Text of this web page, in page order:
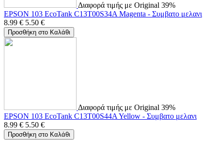
Διαφορά τιμής με Original 39%
EPSON 103 EcoTank C13T00S34A Magenta - Συμβατο μελανι
8.99 € 5.50 €
Προσθήκη στο Καλάθι
Διαφορά τιμής με Original 39%
EPSON 103 EcoTank C13T00S44A Yellow - Συμβατο μελανι
8.99 € 5.50 €
Προσθήκη στο Καλάθι